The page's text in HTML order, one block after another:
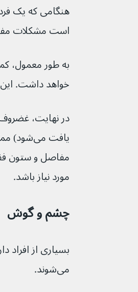
است مشکلات
به طور معمول،
خواهد داشت. این
در نهایت،
یافت
مفاصل و ستون
مورد نیاز باشد.
چشم و گوش
می‌شوند.